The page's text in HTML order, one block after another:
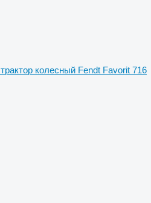
трактор колесный Fendt Favorit 716